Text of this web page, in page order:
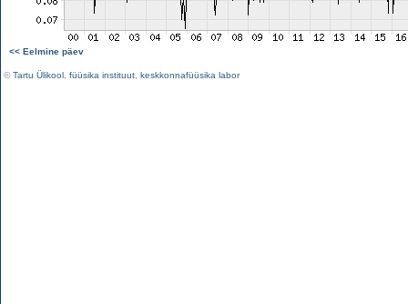
<< Eelmine päev
©Tartu Ülikool füüsika instituut keskkonnafüüsika labor